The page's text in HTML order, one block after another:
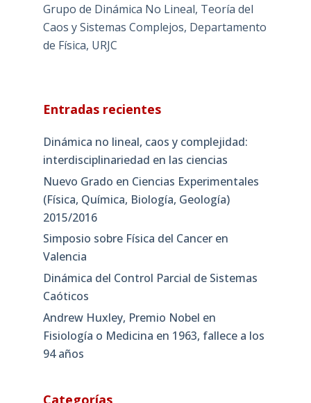
Grupo de Dinámica No Lineal, Teoría del
Caos y Sistemas Complejos, Departamento
de Física, URJC
Entradas recientes
Dinámica no lineal, caos y complejidad:
interdisciplinariedad en las ciencias
Nuevo Grado en Ciencias Experimentales
(Física, Química, Biología, Geología)
2015/2016
Simposio sobre Física del Cancer en
Valencia
Dinámica del Control Parcial de Sistemas
Caóticos
Andrew Huxley, Premio Nobel en
Fisiología o Medicina en 1963, fallece a los
94 años
Categorías